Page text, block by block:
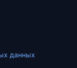
данных